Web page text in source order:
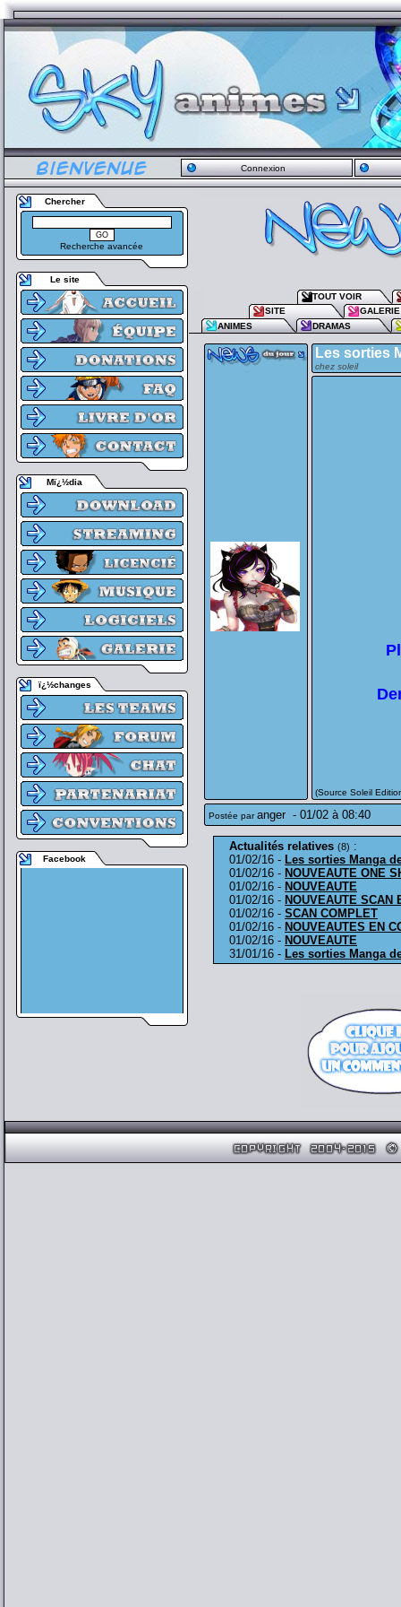
Connexion
Chercher
Recherche avancée
Le site
Mï¿½dia
ï¿½changes
Facebook
TOUT VOIR
SITE
GALERIE
ANIMES
DRAMAS
Les sorties
chez soleil
(Source Soleil
Postée paranger - 01/02 à 08:40
Actualités relatives (8) :
01/02/16 - Les sorties Manga
01/02/16 - NOUVEAUTE ONE
01/02/16 - NOUVEAUTE
01/02/16 - NOUVEAUTE SCAN
01/02/16 - SCAN COMPLET
01/02/16 - NOUVEAUTES EN
01/02/16 - NOUVEAUTE
31/01/16 - Les sorties Manga